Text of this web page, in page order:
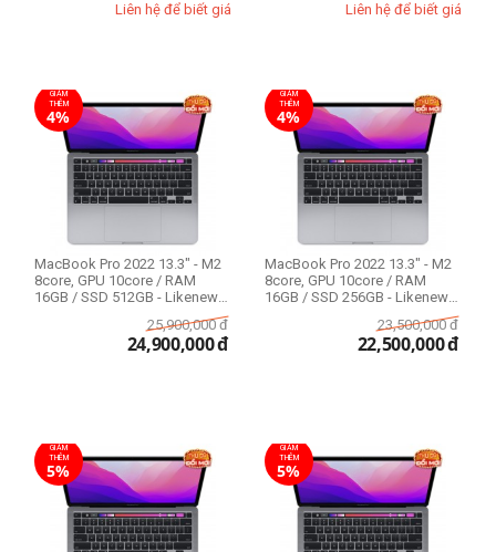
Liên hệ để biết giá Liên hệ để biết giá
GIẢM
THÊM
4%
MacBook Pro 2022 13.3" - M2
8core, GPU 10core / RAM
16GB / SSD 512GB - Likenew
25,900,000 đ
24,900,000đ
GIẢM
THÊM
4%
MacBook Pro 2022 13.3" - M2
8core, GPU 10core / RAM
16GB / SSD 256GB - Likenew
23,500,000 đ
22,500,000đ
GIẢM
THÊM
5%
GIẢM
THÊM
5%